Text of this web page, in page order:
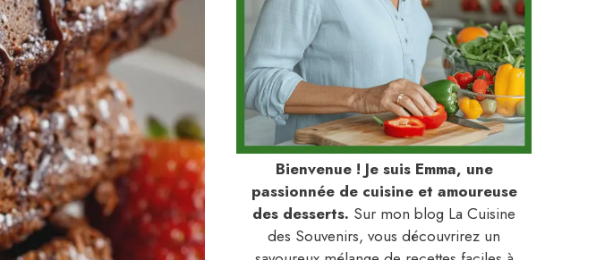
Bienvenue ! Je suis Emma, une
passionnée de cuisine et amoureuse
des desserts. Sur mon blog La Cuisine
des Souvenirs, vous découvrirez un